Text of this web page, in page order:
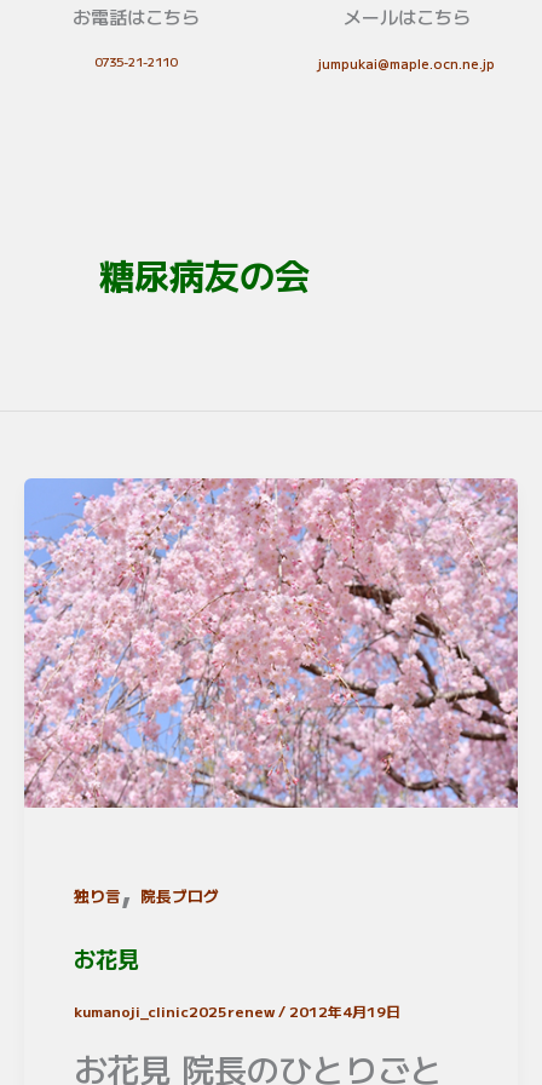
お電話はこちら
0735-21-2110
メールはこちら
jumpukai@maple.ocn.ne.jp
糖尿病友の会
独り言, 院長ブログ
お花見
kumanoji_clinic2025renew/ 2012年4月19日
お花見 院長のひとりごと